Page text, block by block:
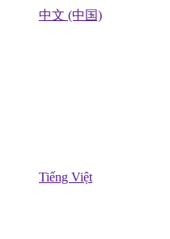
中文 (中国)
Tiếng Việt